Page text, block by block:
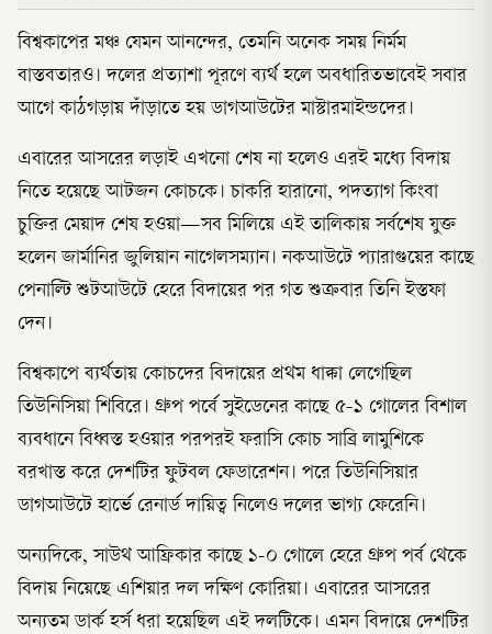
বিশ্বকাপের মঞ্চ যেমন আনন্দের, তেমনি অনেক সময় নির্মম
বাস্তবতারও। দলের প্রত্যাশা পূরণে ব্যর্থ হলে অবধারিতভাবেই সবার
আগে কাঠগড়ায় দাঁড়াতে হয় ডাগআউটের মাস্টারমাইন্ডদের।
এবারের আসরের লড়াই এখনো শেষ না হলেও এরই মধ্যে বিদায়
নিতে হয়েছে আটজন কোচকে। চাকরি হারানো, পদত্যাগ কিংবা
চুক্তির মেয়াদ শেষ হওয়া—সব মিলিয়ে এই তালিকায় সর্বশেষ যুক্ত
হলেন জার্মানির জুলিয়ান নাগেলসম্যান। নকআউটে প্যারাগুয়ের কাছে
পেনাল্টি শুটআউটে হেরে বিদায়ের পর গত শুক্রবার তিনি ইস্তফা
দেন।
বিশ্বকাপে ব্যর্থতায় কোচদের বিদায়ের প্রথম ধাক্কা লেগেছিল
তিউনিসিয়া শিবিরে। গ্রুপ পর্বে সুইডেনের কাছে ৫-১ গোলের বিশাল
ব্যবধানে বিধ্বস্ত হওয়ার পরপরই ফরাসি কোচ সাব্রি লামুশিকে
বরখাস্ত করে দেশটির ফুটবল ফেডারেশন। পরে তিউনিসিয়ার
ডাগআউটে হার্ভে রেনার্ড দায়িত্ব নিলেও দলের ভাগ্য ফেরেনি।
অন্যদিকে, সাউথ আফ্রিকার কাছে ১-০ গোলে হেরে গ্রুপ পর্ব থেকে
বিদায় নিয়েছে এশিয়ার দল দক্ষিণ কোরিয়া। এবারের আসরের
অন্যতম ডার্ক হর্স ধরা হয়েছিল এই দলটিকে। এমন বিদায়ে দেশটির